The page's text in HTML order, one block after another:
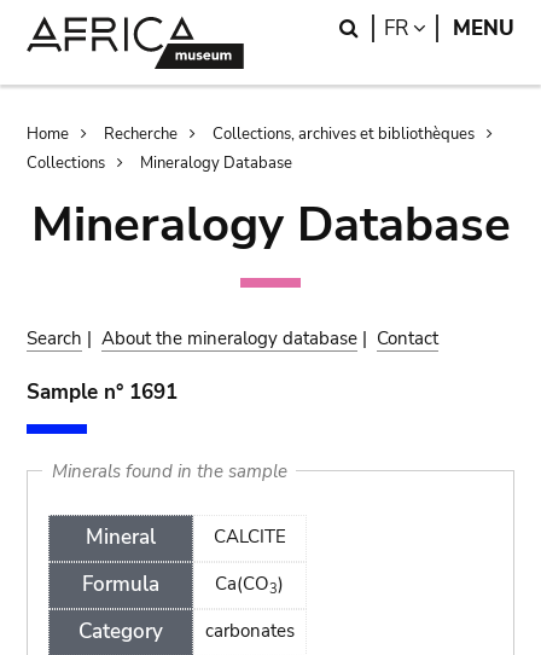
Search
FR LANGUAGE
MENU
Breadcrumb
Home Recherche
Collections, archives et bibliothèques
Collections
Mineralogy Database
Mineralogy Database
Search |About the mineralogy database | Contact
Sample n° 1691
Minerals found in the sample
Mineral
Formula
Category
CALCITE
Ca(CO3)
carbonates